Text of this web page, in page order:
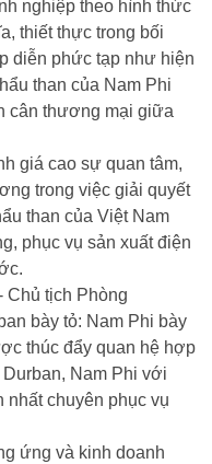
nghiệp theo hình thức
thiết thực trong bối
diễn phức tạp như hiện
than của Nam Phi
cân thương mại giữa
giá cao sự quan tâm,
trong việc giải quyết
than của Việt Nam
phục vụ sản xuất điện
Chủ tịch Phòng
bày tỏ: Nam Phi bày
thúc đẩy quan hệ hợp
Nam Phi với
chuyên phục vụ
ứng và kinh doanh